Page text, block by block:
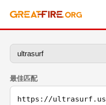
最佳匹配
https://ultrasurf.us